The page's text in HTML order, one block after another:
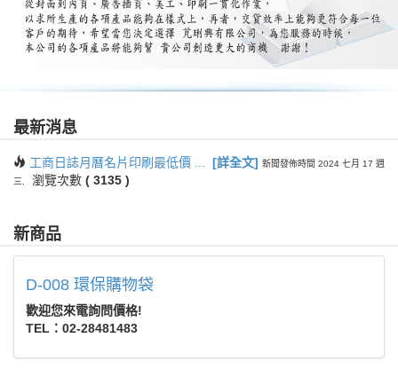
最新消息
工商日誌月曆名片印刷最低價 ... [詳全文] 新聞發佈時間 2024 七月 17 週
三.
瀏覽次數 ( 3135 )
新商品
D-008 環保購物袋
歡迎您來電詢問價格!
TEL：02-28481483